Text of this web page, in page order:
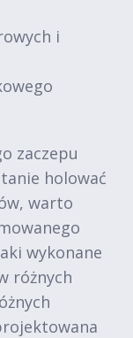
i
zaczepu
holować
warto
wykonane
różnych